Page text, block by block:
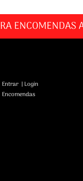
ENCOMENDAS
Entrar | Login
Encomendas